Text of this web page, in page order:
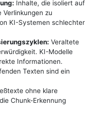
Inhalte, die isoliert auf
zu
KI-Systemen schlechter
Veraltete
KI-Modelle
Informationen.
Texten sind ein
ohne klare
Chunk-Erkennung